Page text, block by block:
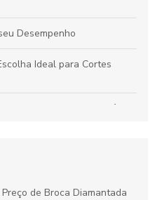
Desempenho
Ideal para Cortes
para garantir a eficiência
em Vidro Ideal para
de Broca Diamantada